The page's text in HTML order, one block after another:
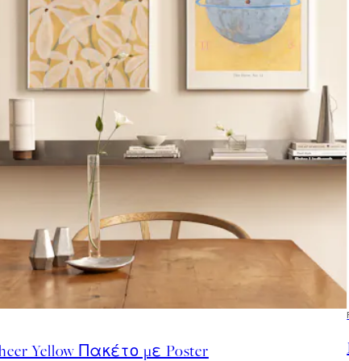
Yellow Πακέτο με Poster